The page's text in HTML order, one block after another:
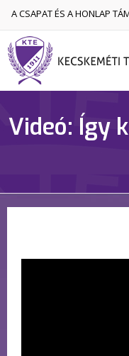
A CSAPAT ÉS A HONLAP
Videó: Így